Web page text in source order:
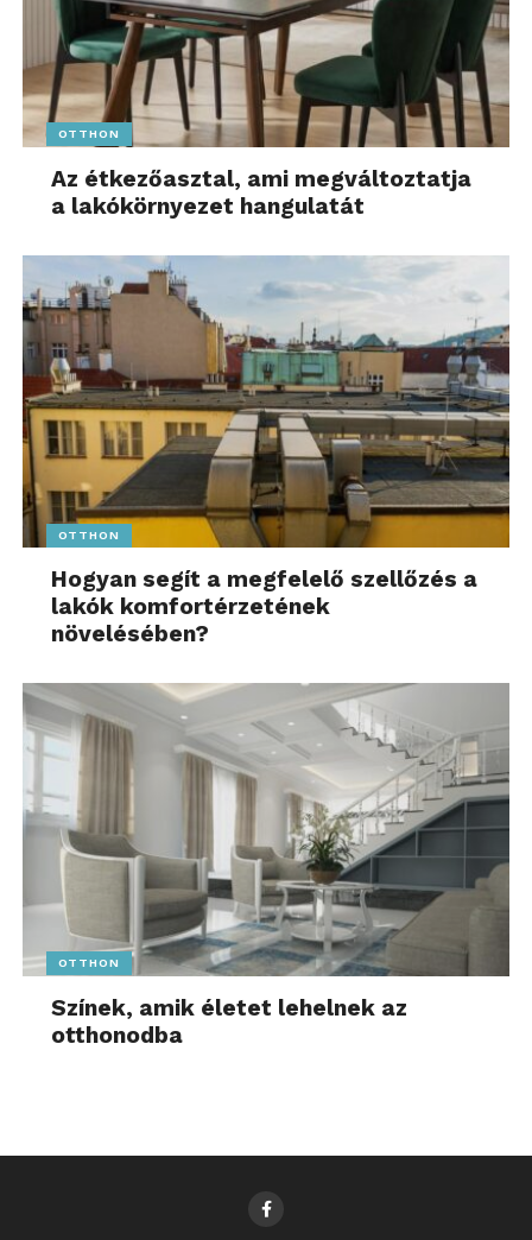
OTTHON
Az étkezőasztal, ami megváltoztatja
a lakókörnyezet hangulatát
OTTHON
Hogyan segít a megfelelő szellőzés a
lakók komfortérzetének
növelésében?
OTTHON
Színek, amik életet lehelnek az
otthonodba